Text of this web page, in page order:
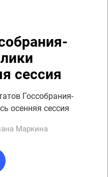
сессия
Госсобрания-
осенняя сессия
Маркина